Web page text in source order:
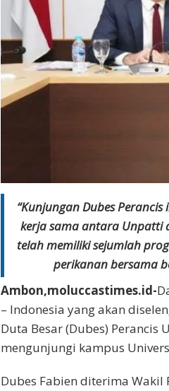
“Kunjungan Dubes
kerja sama antara Unpatti
telah memiliki sejumlah
perikanan bersama
Ambon,moluccastimes.id-
– Indonesia yang akan
Duta Besar (Dubes) Perancis
mengunjungi kampus
Dubes Fabien diterima Wakil